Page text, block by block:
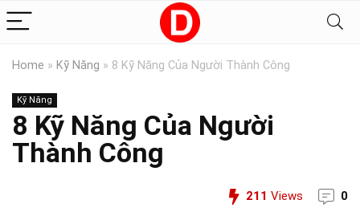
Home » Kỹ Năng » 8 Kỹ Năng Của Người Thành Công
Kỹ Năng
8 Kỹ Năng Của Người
Thành Công
211 Views 0